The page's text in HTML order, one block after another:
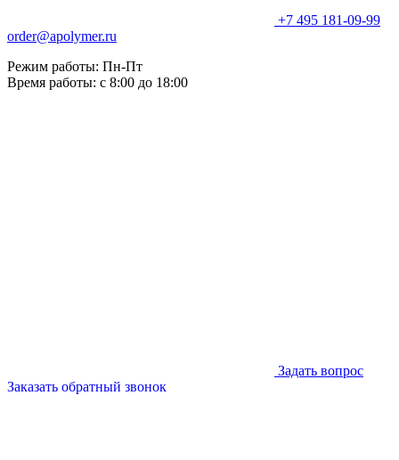
+7 495 181-09-99
order@apolymer.ru
Режим работы: Пн-Пт
Время работы: с 8:00 до 18:00
Задать вопрос
Заказать обратный звонок